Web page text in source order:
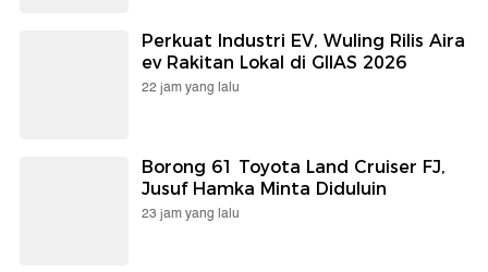
Perkuat Industri EV, Wuling Rilis Aira
ev Rakitan Lokal di GIIAS 2026
22 jam yang lalu
Borong 61 Toyota Land Cruiser FJ,
Jusuf Hamka Minta Diduluin
23 jam yang lalu